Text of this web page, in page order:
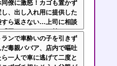
チ切れそう
同僚に激怒！カゴも置かず
し、出し入れ用に提供した
すら返さない…上司に相談
「困ってるのはお前だけだ
慢しろ」←はぁ？！
ランで車酔いの子を引きず
だ毒親ババア、店内で嘔吐
ら一人で車に逃げて二度と